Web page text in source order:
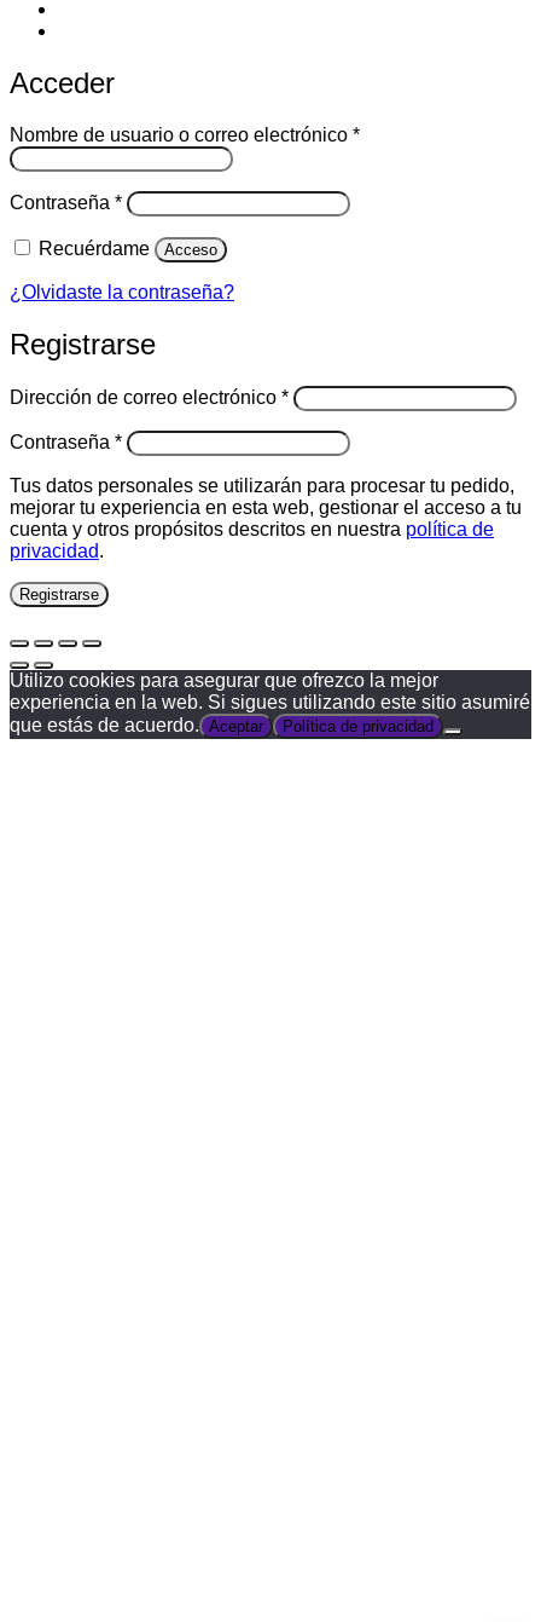
Acceder
Nombre de usuario o correo electrónico *Obligatorio
Contraseña *Obligatorio
Recuérdame Acceso
¿Olvidaste la contraseña?
Registrarse
Dirección de correo electrónico *Obligatorio
Contraseña *Obligatorio
Tus datos personales se utilizarán para procesar tu pedido,
mejorar tu experiencia en esta web, gestionar el acceso a tu
cuenta y otros propósitos descritos en nuestra política de
privacidad.
Registrarse
Utilizo cookies para asegurar que ofrezco la mejor
experiencia en la web. Si sigues utilizando este sitio asumiré
que estás de acuerdo. Aceptar Política de privacidad